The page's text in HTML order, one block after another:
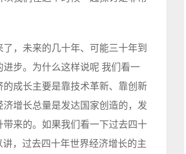
，未来的几十年、可能三十年到
步。为什么这样说呢 我们看一
成长主要是靠技术革新、靠创新
增长总量是发达国家创造的，发
来的。如果我们看一下过去四十
，过去四十年世界经济增长的主